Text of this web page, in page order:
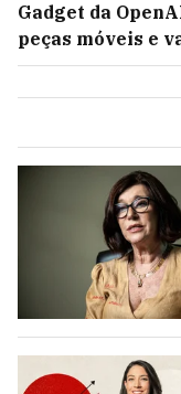
Gadget da
peças móveis e